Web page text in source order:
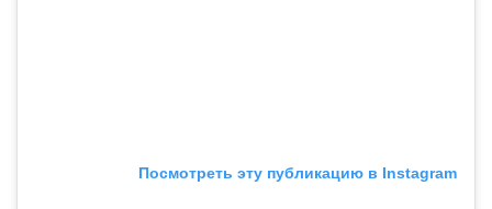
Посмотреть эту публикацию в Instagram